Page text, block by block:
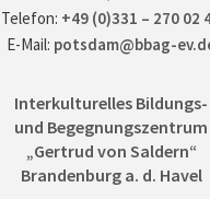
Telefon: +49 (0)331 – 270 02
E-Mail: potsdam@bbag-
Interkulturelles Bildungs-
und Begegnungszentrum
„Gertrud von Saldern“
Brandenburg a. d. Havel